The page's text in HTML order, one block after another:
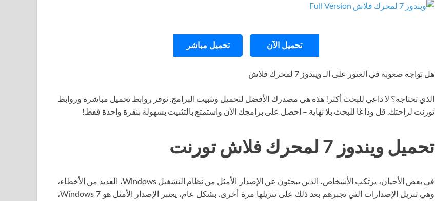
تحميل الآن تحميل مباشر
هل تواجه صعوبة في العثور على الـ ويندوز 7 لمحرك فلاش
الذي تحتاجه؟ لا داعي للبحث أكثر! هذه هي مصدرك الأفضل لتحميل وتثبيت البرامج. نوفر روابط تحميل مباشرة وروابط
تورنت لراحتك. قل وداعًا للبحث بلا نهاية – احصل على برامجك الآن واستمتع بالتثبيت بسهولة بنقرة واحدة فقط!
تحميل ويندوز 7 لمحرك فلاش تورنت
في بعض الأحيان، يرتكب الأشخاص، الذين يبحثون عن الإصدار الأمثل من نظام التشغيل Windows، العديد من الأخطاء،
وهي تنزيل الإصدارات التي تجبرهم بعد ذلك على تنزيلها مرة أخرى. بشكل عام، يعتبر الإصدار الأمثل هو Windows 7،